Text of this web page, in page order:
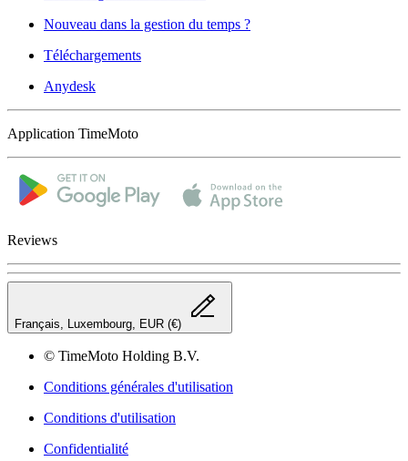
Nouveau dans la gestion du temps ?
Téléchargements
Anydesk
Application TimeMoto
Reviews
Français, Luxembourg, EUR (€)
© TimeMoto Holding B.V.
Conditions générales d'utilisation
Conditions d'utilisation
Confidentialité